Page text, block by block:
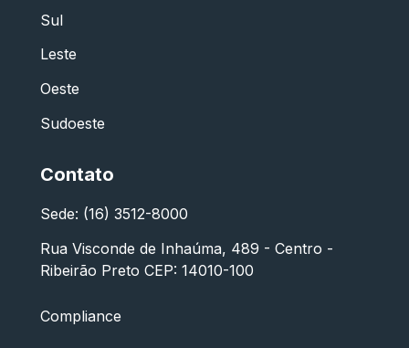
Sul
Leste
Oeste
Sudoeste
Contato
Sede: (16) 3512-8000
Rua Visconde de Inhaúma, 489 - Centro -
Ribeirão Preto CEP: 14010-100
Compliance